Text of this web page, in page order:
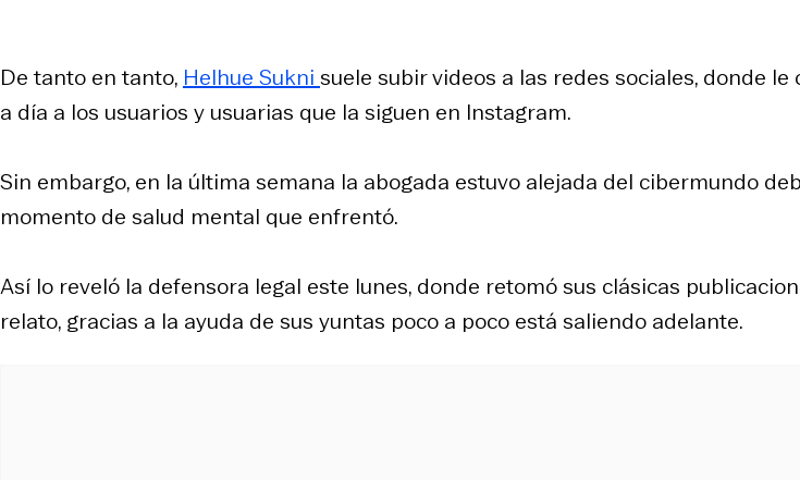
De tanto en tanto, Helhue Sukni suele subir videos a las redes sociales, donde
a día a los usuarios y usuarias que la siguen en Instagram.
Sin embargo, en la última semana la abogada estuvo alejada del cibermundo
momento de salud mental que enfrentó.
Así lo reveló la defensora legal este lunes, donde retomó sus clásicas
relato, gracias a la ayuda de sus yuntas poco a poco está saliendo adelante.